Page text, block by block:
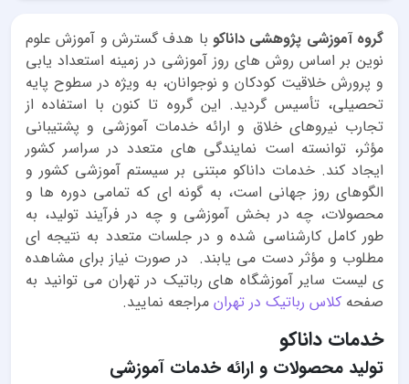
گروه آموزشی پژوهشی داناکو با هدف گسترش و آموزش علوم
نوین بر اساس روش های روز آموزشی در زمینه استعداد یابی
و پرورش خلاقیت کودکان و نوجوانان، به ویژه در سطوح پایه
تحصیلی، تأسیس گردید. این گروه تا کنون با استفاده از
تجارب نیروهای خلاق و ارائه خدمات آموزشی و پشتیبانی
مؤثر، توانسته است نمایندگی های متعدد در سراسر کشور
ایجاد کند. خدمات داناکو مبتنی بر سیستم آموزشی کشور و
الگوهای روز جهانی است، به گونه ای که تمامی دوره ها و
محصولات، چه در بخش آموزشی و چه در فرآیند تولید، به
طور کامل کارشناسی شده و در جلسات متعدد به نتیجه ای
مطلوب و مؤثر دست می یابند. در صورت نیاز برای مشاهده
ی لیست سایر آموزشگاه های رباتیک در تهران می توانید به
صفحه کلاس رباتیک در تهران مراجعه نمایید.
خدمات داناکو
تولید محصولات و ارائه خدمات آموزشی